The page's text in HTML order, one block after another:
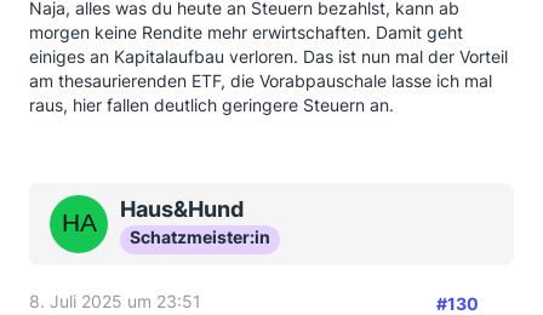
Naja, alles was du heute an Steuern bezahlst, kann ab
morgen keine Rendite mehr erwirtschaften. Damit geht
einiges an Kapitalaufbau verloren. Das ist nun mal der Vorteil
am thesaurierenden ETF, die Vorabpauschale lasse ich mal
raus, hier fallen deutlich geringere Steuern an.
Haus&Hund
Schatzmeister:in
8. Juli 2025 um 23:51 #130